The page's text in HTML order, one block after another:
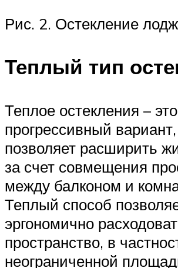
Рис. 2. Остекление
Теплый тип
Теплое остекления – это
прогрессивный
позволяет расширить
за счет совмещения
между балконом и
Теплый способ
эргономично
пространство, в
неограниченной